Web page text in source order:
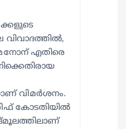
എതിരെ
വിമര്‍ശനം.
കോടതിയില്‍